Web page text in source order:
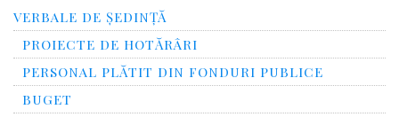
VERBALE DE ȘEDINȚĂ
PROIECTE DE HOTĂRÂRI
PERSONAL PLĂTIT DIN FONDURI PUBLICE
BUGET